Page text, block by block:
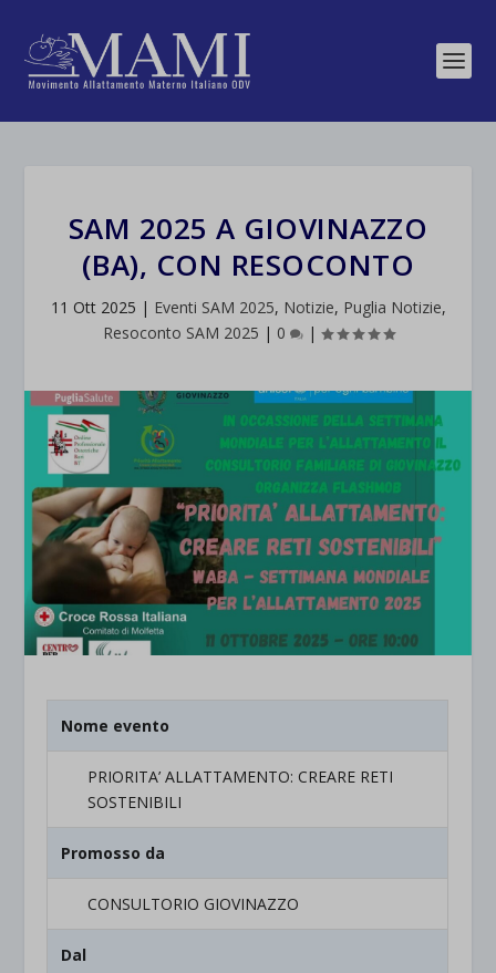
SAM 2025 A GIOVINAZZO
(BA), CON RESOCONTO
11 Ott 2025 | Eventi SAM 2025, Notizie, Puglia Notizie,
Resoconto SAM 2025 | 0 |
Nome evento
PRIORITA’ ALLATTAMENTO: CREARE RETI
SOSTENIBILI
Promosso da
CONSULTORIO GIOVINAZZO
Dal